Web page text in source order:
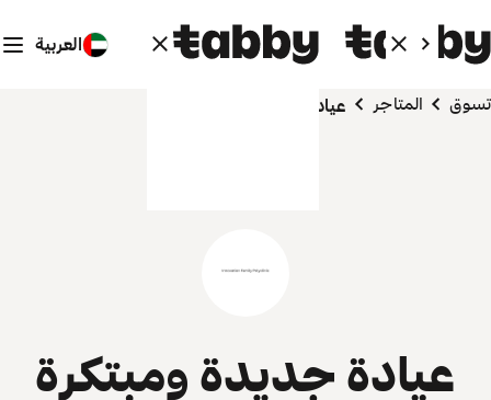
العربية
تسوق المتاجر عيادة جديدة ومبتكرة ذات
عيادة جديدة ومبتكرة